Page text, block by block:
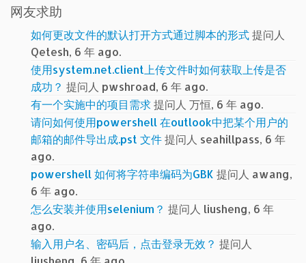
网友求助
如何更改文件的默认打开方式通过脚本的形式提问人
Qetesh, 6 年 ago.
使用system.net.client上传文件时如何获取上传是否
成功？ 提问人 pwshroad, 6 年 ago.
有一个实施中的项目需求提问人 万恒, 6 年 ago.
请问如何使用powershell 在outlook中把某个用户的
邮箱的邮件导出成.pst 文件提问人 seahillpass, 6 年
ago.
powershell 如何将字符串编码为GBK 提问人 awang,
6 年 ago.
怎么安装并使用selenium？ 提问人 liusheng, 6 年
ago.
输入用户名、密码后，点击登录无效？ 提问人